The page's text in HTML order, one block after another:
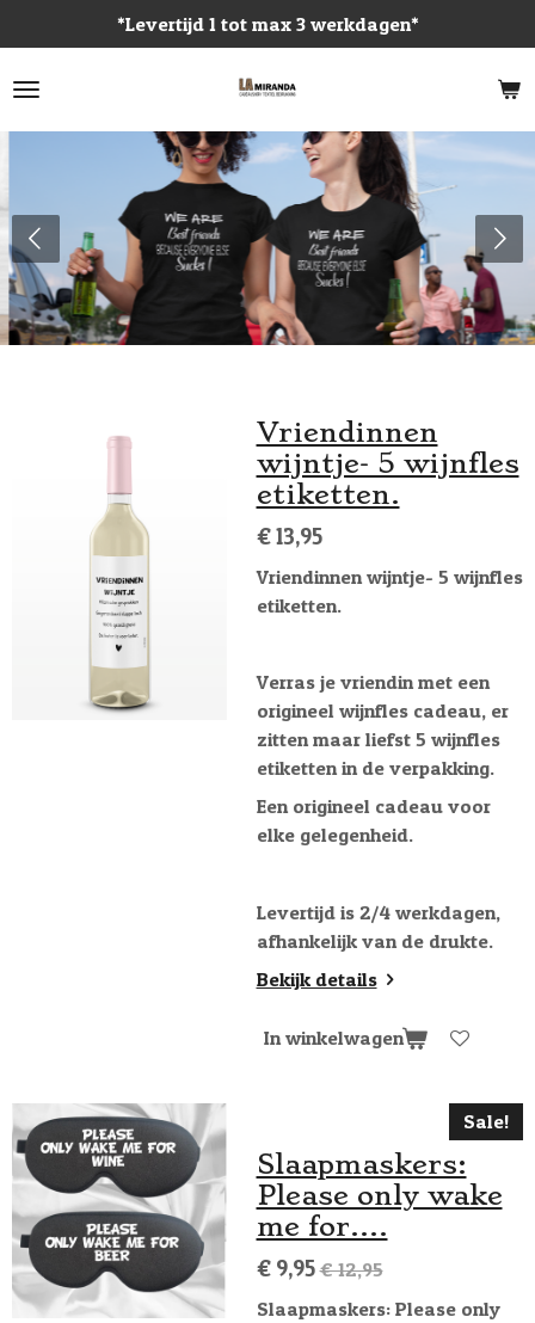
direct
naar
*Levertijd 1 tot max 3 werkdagen*
Vriendinnen
wijntje- 5 wijnfles
etiketten.
€ 13,95
Vriendinnen wijntje- 5 wijnfles
etiketten.
Verras je vriendin met een
origineel wijnfles cadeau, er
zitten maar liefst 5 wijnfles
etiketten in de verpakking.
Een origineel cadeau voor
elke gelegenheid.
Levertijd is 2/4 werkdagen,
afhankelijk van de drukte.
Bekijk details
In winkelwagen
Sale!
Slaapmaskers:
Please only wake
me for....
€ 9,95 € 12,95
Slaapmaskers: Please only